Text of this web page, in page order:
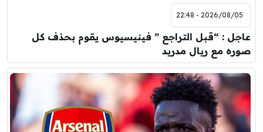
2026/08/05 - 22:48
عاجل : “قبل التراجع ” فينيسيوس يقوم بحذف كل
صوره مع ريال مدريد